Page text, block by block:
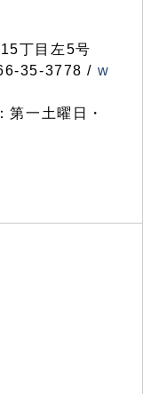
丁目左5号
35-3778 / w
一土曜日・